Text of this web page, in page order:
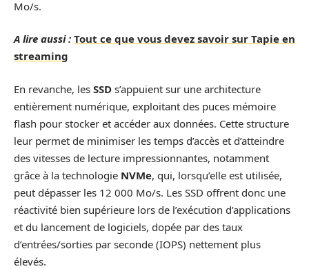
Mo/s.
A lire aussi : Tout ce que vous devez savoir sur Tapie en
streaming
En revanche, les SSD s’appuient sur une architecture
entièrement numérique, exploitant des puces mémoire
flash pour stocker et accéder aux données. Cette structure
leur permet de minimiser les temps d’accès et d’atteindre
des vitesses de lecture impressionnantes, notamment
grâce à la technologie NVMe, qui, lorsqu’elle est utilisée,
peut dépasser les 12 000 Mo/s. Les SSD offrent donc une
réactivité bien supérieure lors de l’exécution d’applications
et du lancement de logiciels, dopée par des taux
d’entrées/sorties par seconde (IOPS) nettement plus
élevés.